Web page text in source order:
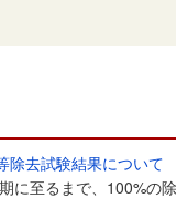
除去試験結果について
に至るまで、100%の